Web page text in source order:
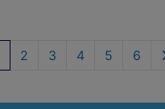
2 3 4 5 6